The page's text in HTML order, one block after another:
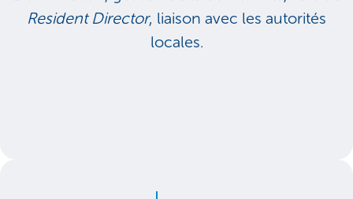
Resident Director, liaison avec les autorités
locales.